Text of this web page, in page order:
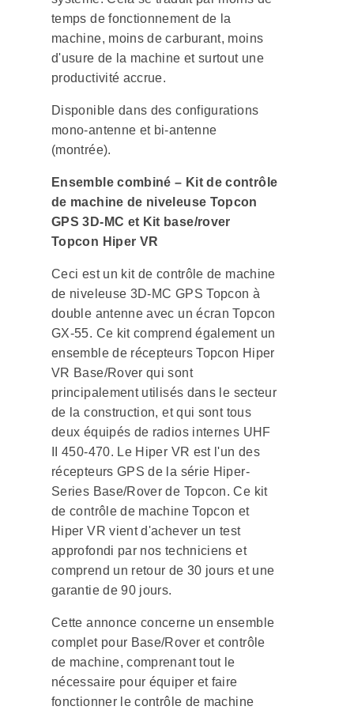
temps de fonctionnement de la
machine, moins de carburant, moins
d'usure de la machine et surtout une
productivité accrue.
Disponible dans des configurations
mono-antenne et bi-antenne
(montrée).
Ensemble combiné – Kit de contrôle
de machine de niveleuse Topcon
GPS 3D-MC et Kit base/rover
Topcon Hiper VR
Ceci est un kit de contrôle de machine
de niveleuse 3D-MC GPS Topcon à
double antenne avec un écran Topcon
GX-55. Ce kit comprend également un
ensemble de récepteurs Topcon Hiper
VR Base/Rover qui sont
principalement utilisés dans le secteur
de la construction, et qui sont tous
deux équipés de radios internes UHF
II 450-470. Le Hiper VR est l'un des
récepteurs GPS de la série Hiper-
Series Base/Rover de Topcon. Ce kit
de contrôle de machine Topcon et
Hiper VR vient d'achever un test
approfondi par nos techniciens et
comprend un retour de 30 jours et une
garantie de 90 jours.
Cette annonce concerne un ensemble
complet pour Base/Rover et contrôle
de machine, comprenant tout le
nécessaire pour équiper et faire
fonctionner le contrôle de machine